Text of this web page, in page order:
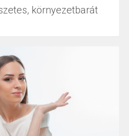
környezetbarát